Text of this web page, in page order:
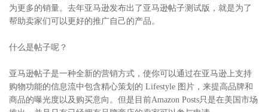
为更多的销量。去年亚马逊发布出了亚马逊帖子测试版，就是为了
帮助卖家们可以更好的推广自己的产品。
什么是帖子呢？
亚马逊帖子是一种全新的营销方式，使你可以通过在亚马逊上支持
购物功能的信息流中包含精心策划的 Lifestyle 图片，来提高品牌和
商品的曝光度以及购买意向。但是目前Amazon Posts只是在美国市场